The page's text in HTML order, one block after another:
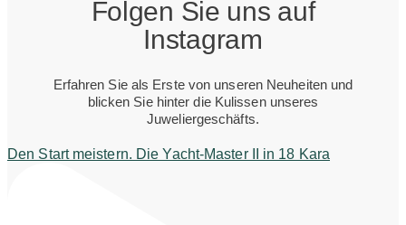
Folgen Sie uns auf
Instagram
Erfahren Sie als Erste von unseren Neuheiten und
blicken Sie hinter die Kulissen unseres
Juweliergeschäfts.
Den Start meistern. Die Yacht-Master II in 18 Kara